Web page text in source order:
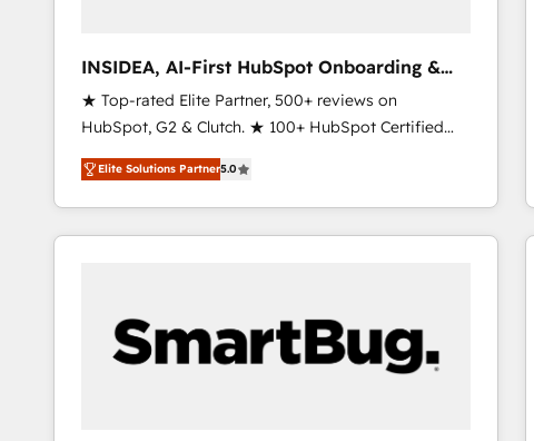
INSIDEA, AI-First HubSpot Onboarding &
RevOps
★ Top-rated Elite Partner, 500+ reviews on
HubSpot, G2 & Clutch. ★ 100+ HubSpot Certified
Experts & Trainers across the team ★ 1,500+
implementations across five continents ★ AI-First,
RevOps-led, Onboarding obsessed ★ Company of
the Year 2024/25 INSIDEA helps growing companies
workflows that drive adoption from week one, in
your time zone. What we do ➤ Onboarding: Live in
weeks, with workflows built around your business,
Elite Solutions Partner5.0